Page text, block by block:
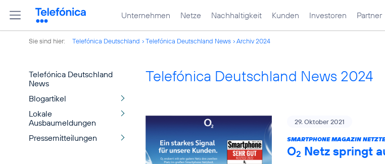
Unternehmen Netze Nachhaltigkeit Kunden Investoren Partner
Sie sind hier: Telefónica Deutschland Telefónica Deutschland News Archiv 2024
Telefónica Deutschland
News
Blogartikel
Lokale
Ausbaumeldungen
Pressemitteilungen
Telefónica Deutschland News 2024
29. Oktober 2021
SMARTPHONE MAGAZIN
O2 Netz springt